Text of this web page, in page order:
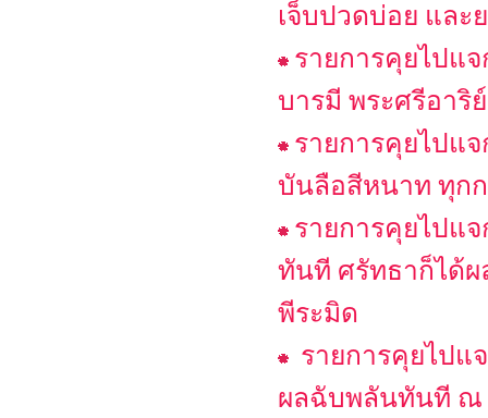
เจ็บปวดบ่อย และ
รายการคุยไปแ
บารมี พระศรีอา
รายการคุยไปแจ
บันลือสีหนาท ทุก
รายการคุยไปแ
ทันที ศรัทธาก็ได้
พีระมิด
รายการคุยไปแ
ผลฉับพลันทันที ณ